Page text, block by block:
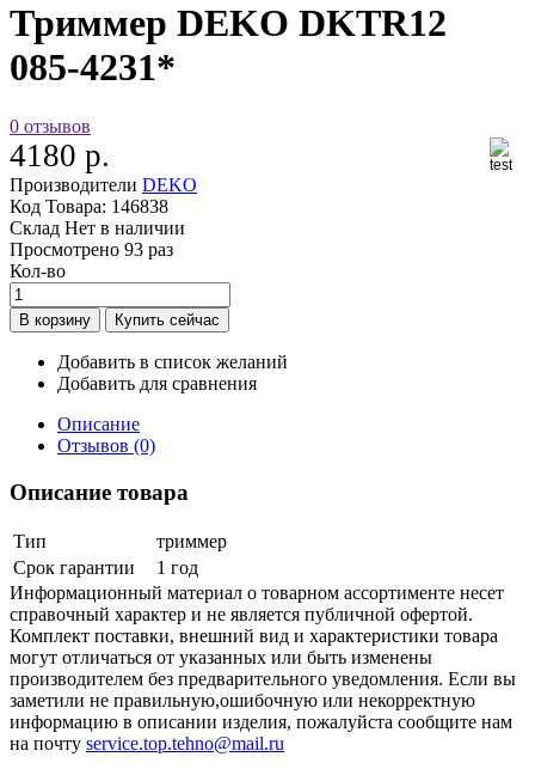
Триммер DEKO DKTR12
085-4231*
0 отзывов
4180 р.
Производители DEKO
Код Товара: 146838
Склад Нет в наличии
Просмотрено 93 раз
Кол-во
Добавить в список желаний
Добавить для сравнения
Описание
Отзывов (0)
Описание товара
Тип
триммер
Срок гарантии
1 год
Информационный материал о товарном ассортименте несет
справочный характер и не является публичной офертой.
Комплект поставки, внешний вид и характеристики товара
могут отличаться от указанных или быть изменены
производителем без предварительного уведомления. Если вы
заметили не правильную,ошибочную или некорректную
информацию в описании изделия, пожалуйста сообщите нам
на почту service.top.tehno@mail.ru